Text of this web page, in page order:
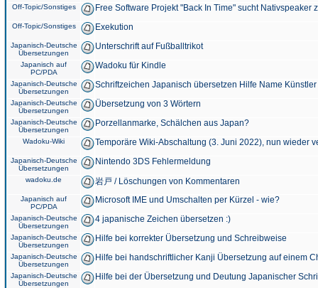
Off-Topic/Sonstiges Free Software Projekt "Back In Time" sucht Nativspeaker
Off-Topic/Sonstiges Exekution
Japanisch-Deutsche
Übersetzungen
Unterschrift auf Fußballtrikot
Japanisch auf
PC/PDA
Wadoku für Kindle
Japanisch-Deutsche
Übersetzungen
Schriftzeichen Japanisch übersetzen Hilfe Name
Japanisch-Deutsche
Übersetzungen
Übersetzung von 3 Wörtern
Japanisch-Deutsche
Übersetzungen
Porzellanmarke, Schälchen aus Japan?
Wadoku-Wiki Temporäre Wiki-Abschaltung (3. Juni 2022), nun wieder
Japanisch-Deutsche
Übersetzungen
Nintendo 3DS Fehlermeldung
wadoku.de 岩戸 / Löschungen von Kommentaren
Japanisch auf
PC/PDA
Microsoft IME und Umschalten per Kürzel - wie?
Japanisch-Deutsche
Übersetzungen
4 japanische Zeichen übersetzen :)
Japanisch-Deutsche
Übersetzungen
Hilfe bei korrekter Übersetzung und Schreibweise
Japanisch-Deutsche
Übersetzungen
Hilfe bei handschriftlicher Kanji Übersetzung auf einem
Japanisch-Deutsche
Übersetzungen
Hilfe bei der Übersetzung und Deutung Japanischer